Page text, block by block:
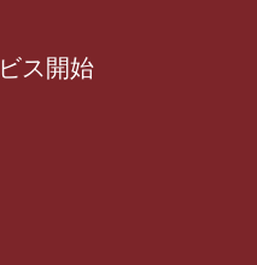
ス開始